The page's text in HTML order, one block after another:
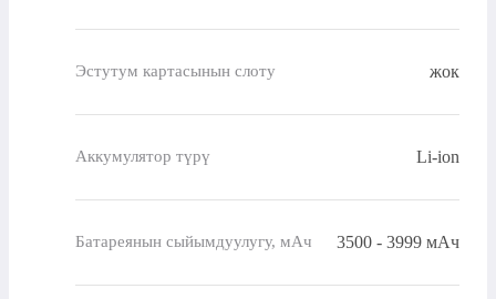
Эстутум картасынын слоту жок
Аккумулятор түрү Li-ion
Батареянын сыйымдуулугу, мАч 3500 - 3999 мАч